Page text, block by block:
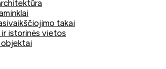
takai
ir istorinės vietos
objektai